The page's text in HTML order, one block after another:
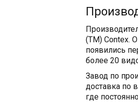
(ТМ) Contex.
появились
более 20
Завод по
доставка по
где